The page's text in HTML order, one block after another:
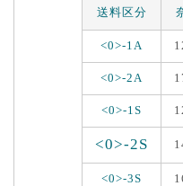
送料区分
<0>-1A
<0>-2A
<0>-1S
<0>-2S
<0>-3S